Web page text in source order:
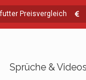
Preisvergleich
Sprüche & Videos